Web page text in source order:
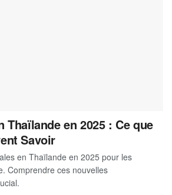
Thaïlande en 2025 : Ce que
Savoir
en Thaïlande en 2025 pour les
Comprendre ces nouvelles